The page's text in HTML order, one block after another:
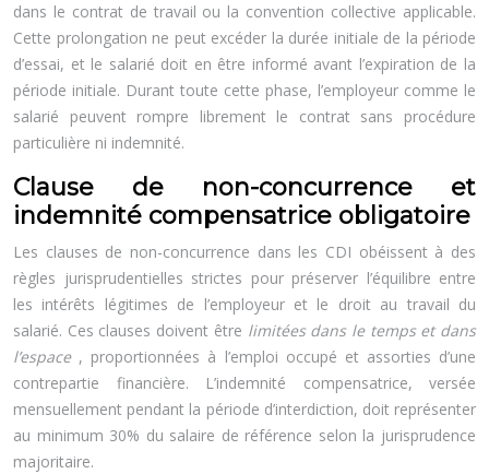
dans le contrat de travail ou la convention collective applicable.
Cette prolongation ne peut excéder la durée initiale de la période
d’essai, et le salarié doit en être informé avant l’expiration de la
période initiale. Durant toute cette phase, l’employeur comme le
salarié peuvent rompre librement le contrat sans procédure
particulière ni indemnité.
Clause de non-concurrence et
indemnité compensatrice obligatoire
Les clauses de non-concurrence dans les CDI obéissent à des
règles jurisprudentielles strictes pour préserver l’équilibre entre
les intérêts légitimes de l’employeur et le droit au travail du
salarié. Ces clauses doivent être limitées dans le temps et dans
l’espace , proportionnées à l’emploi occupé et assorties d’une
contrepartie financière. L’indemnité compensatrice, versée
mensuellement pendant la période d’interdiction, doit représenter
au minimum 30% du salaire de référence selon la jurisprudence
majoritaire.